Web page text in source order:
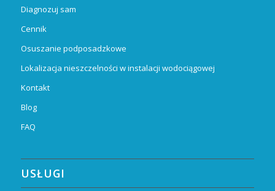
Diagnozuj sam
Cennik
Osuszanie podposadzkowe
Lokalizacja nieszczelności w instalacji wodociągowej
Kontakt
Blog
FAQ
USŁUGI